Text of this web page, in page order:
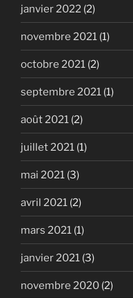
janvier 2022 (2)
novembre 2021 (1)
octobre 2021 (2)
septembre 2021 (1)
août 2021 (2)
juillet 2021 (1)
mai 2021 (3)
avril 2021 (2)
mars 2021 (1)
janvier 2021 (3)
novembre 2020 (2)